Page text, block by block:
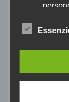
September
die
zu
Lage,